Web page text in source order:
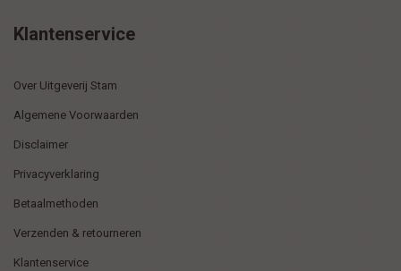
Klantenservice
Over Uitgeverij Stam
Algemene Voorwaarden
Disclaimer
Privacyverklaring
Betaalmethoden
Verzenden & retourneren
Klantenservice